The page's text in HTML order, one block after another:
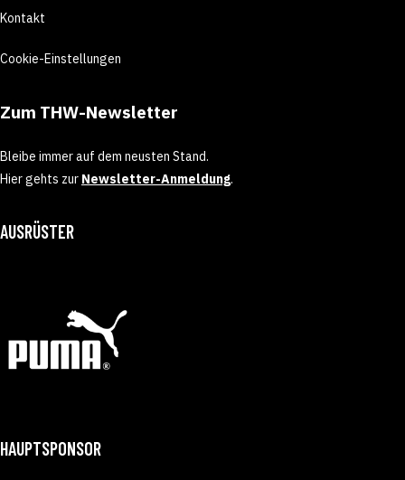
Kontakt
Cookie-Einstellungen
Zum THW-Newsletter
Bleibe immer auf dem neusten Stand.
Hier gehts zur Newsletter-Anmeldung.
AUSRÜSTER
HAUPTSPONSOR